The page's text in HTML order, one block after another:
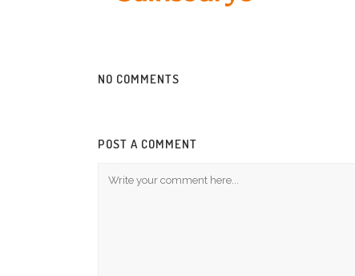
NO COMMENTS
POST A COMMENT